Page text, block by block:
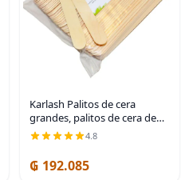
Karlash Palitos de cera
grandes, palitos de cera de
madera, espátulas
aplicadoras para depilación
de cejas y cuerpo (paquete
de 100)
4.8
₲ 192.085